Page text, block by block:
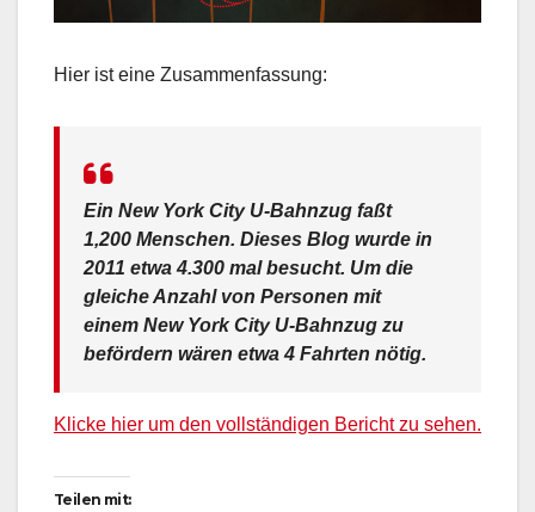
Hier ist eine Zusammenfassung:
Ein New York City U-Bahnzug faßt
1,200 Menschen. Dieses Blog wurde in
2011 etwa4.300 mal besucht. Um die
gleiche Anzahl von Personen mit
einem New York City U-Bahnzug zu
befördern wären etwa 4 Fahrten nötig.
Klicke hier um den vollständigen Bericht zu sehen.
Teilen mit: